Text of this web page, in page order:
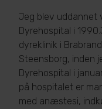
Jeg blev uddannet
Dyrehospital i 1990.
dyreklinik i
Steensborg, inden
Dyrehospital i
på hospitalet er
med anæstesi,